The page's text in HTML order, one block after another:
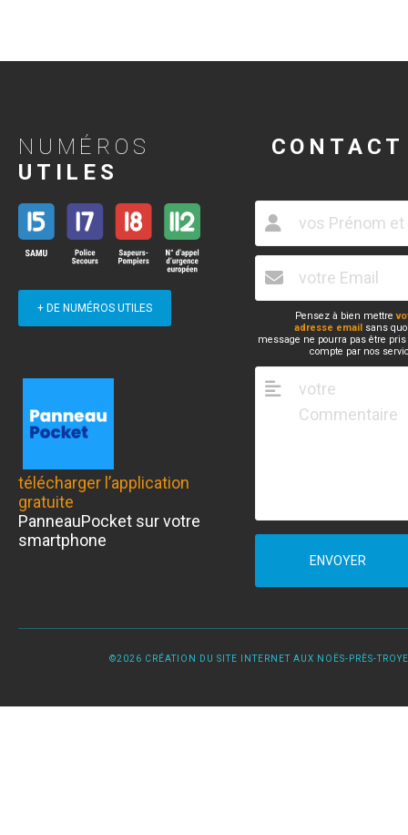
NUMÉROS
UTILES
+ DE NUMÉROS UTILES
télécharger l’application
gratuite
PanneauPocket sur votre
smartphone
CONTACT
Pensez à bien mettre
adresse email sans
message ne pourra pas être
compte par nos
ENVOYER
©2026 CRÉATION DU SITE INTERNET AUX NOËS-PRÈS-